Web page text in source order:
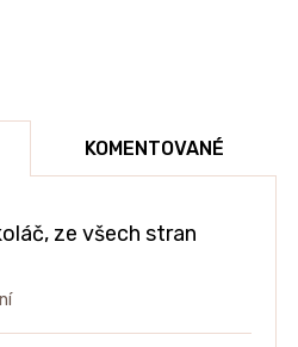
KOMENTOVANÉ
ze všech stran